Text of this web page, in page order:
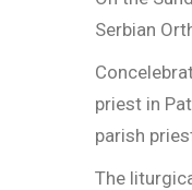
Serbian
priest in
parish
The